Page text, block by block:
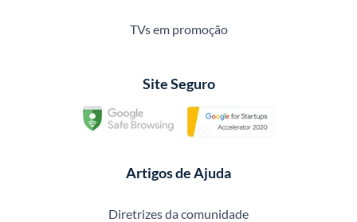
TVs em promoção
Site Seguro
Artigos de Ajuda
Diretrizes da comunidade